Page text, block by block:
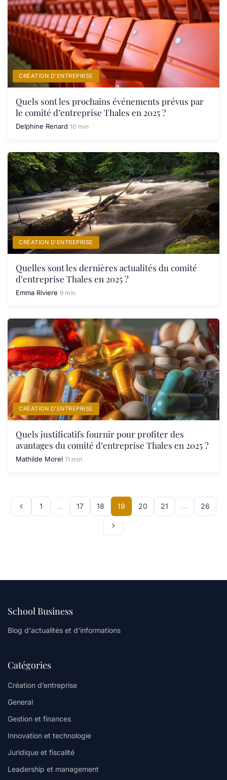
CRÉATION D’ENTREPRISE
Quels sont les prochains événements prévus par
le comité d’entreprise Thales en 2025 ?
Delphine Renard 10 min
CRÉATION D’ENTREPRISE
Quelles sont les dernières actualités du comité
d’entreprise Thales en 2025 ?
Emma Riviere 9 min
CRÉATION D’ENTREPRISE
Quels justificatifs fournir pour profiter des
avantages du comité d’entreprise Thales en 2025 ?
Mathilde Morel 11 min
1 … 17 18 19 20 21 … 26
School Business
Blog d'actualités et d'informations
Catégories
Création d’entreprise
General
Gestion et finances
Innovation et technologie
Juridique et fiscalité
Leadership et management